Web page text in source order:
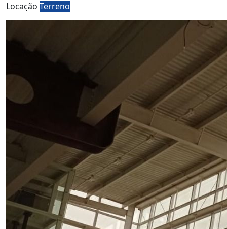
Locação Terreno